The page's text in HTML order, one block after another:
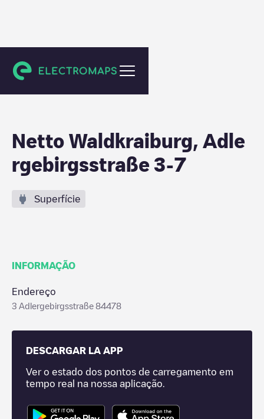
Waldkraiburg
Netto Waldkraiburg, Adle
rgebirgsstraße 3-7
Superfície
INFORMAÇÃO
Endereço
3 Adlergebirgsstraße 84478
DESCARGAR LA APP
Ver o estado dos pontos de carregamento em
tempo real na nossa aplicação.